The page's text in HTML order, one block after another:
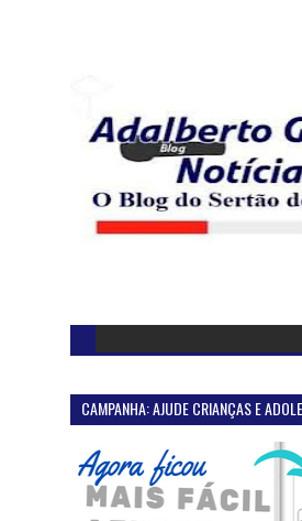
CAMPANHA: AJUDE CRIANÇAS E